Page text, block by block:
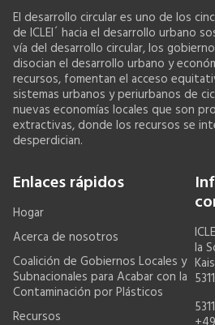
El desarrollo circular es uno de los
de ICLEI´ hacia el desarrollo urbano
vía del desarrollo circular, los
disocian el desarrollo urbano y
recursos, fomentan el acceso
sistemas urbanos y periurbanos de
nuevas economías locales que son
extractivas, donde los recursos se
desperdician.
Enlaces rápidos
Hogar
Acerca de nosotros
Coalición de Gobiernos Locales y
Subnacionales para Acabar con la
Contaminación por Plásticos
Recursos
la